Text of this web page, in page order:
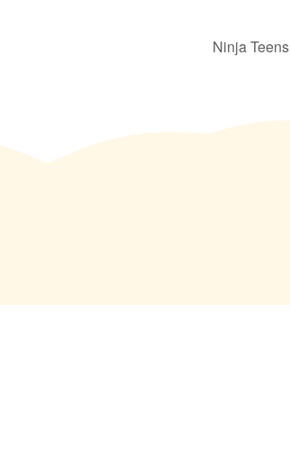
Ninja Teens